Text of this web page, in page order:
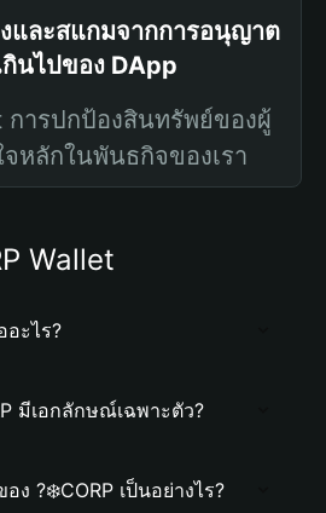
และสแกมจากการอนุญาต
นไปของ DApp
การปกป้องสินทรัพย์ของผู้
หลักในพันธกิจของเรา
Wallet
อะไร?
มีเอกลักษณ์เฉพาะตัว?
?‍❄️CORP เป็นอย่างไร?